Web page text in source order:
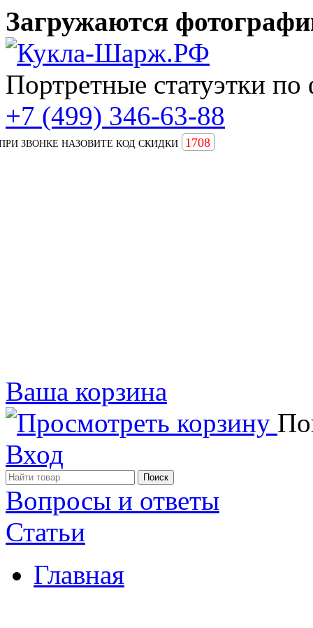
Загружаются
Портретные статуэтки по
+7 (499) 346-63-88
ЗВОНКЕ НАЗОВИТЕ КОД СКИДКИ 1708
Ваша корзина
Вход
Вопросы и ответы
Статьи
Главная